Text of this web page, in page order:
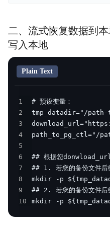
二、流式恢复数据到
写入本地
Plain Text
1
2
3
4
5
6
7
8
9
10
mkdir -p